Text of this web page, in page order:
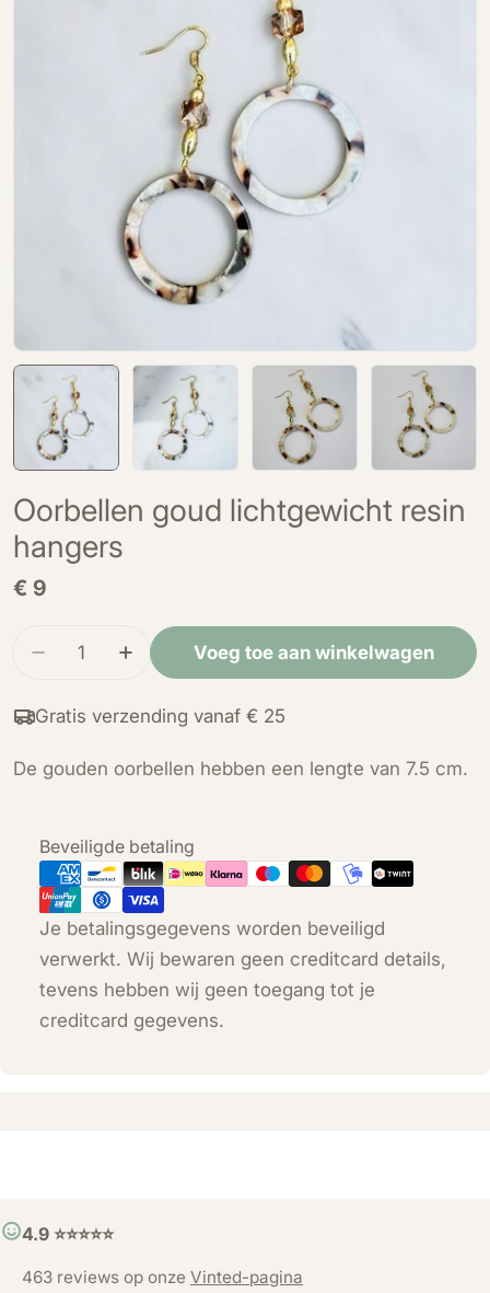
Open media 0 in modal
Oorbellen goud lichtgewicht resin
hangers
Normale
€ 9
Hoeveelheid
Verminder de hoeveelheid voor Oorbellen
Verhoog de hoeveelheid voor
Voeg toe aan winkelwagen
Gratis verzending vanaf € 25
De gouden oorbellen hebben een lengte van 7.5 cm.
Beveiligde betaling
Betaalmethoden
Je betalingsgegevens worden beveiligd
verwerkt. Wij bewaren geen creditcard details,
tevens hebben wij geen toegang tot je
creditcard gegevens.
4.9 ⭐️⭐️⭐️⭐️⭐️
463 reviews op onze Vinted-pagina